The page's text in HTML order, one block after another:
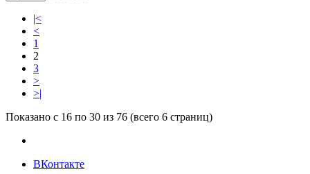
|<
<
1
2
3
>
>|
Показано с 16 по 30 из 76 (всего 6 страниц)
ВКонтакте